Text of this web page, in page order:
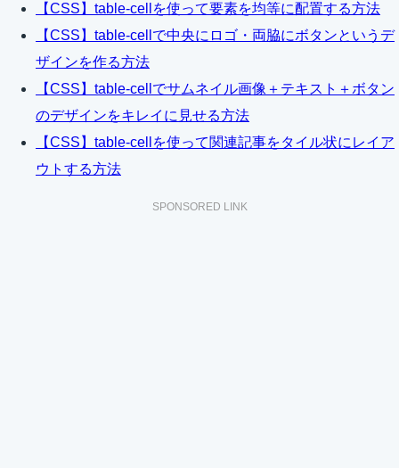
【CSS】table-cellを使って要素を均等に配置する方法
【CSS】table-cellで中央にロゴ・両脇にボタンというデ
ザインを作る方法
【CSS】table-cellでサムネイル画像＋テキスト＋ボタン
のデザインをキレイに見せる方法
【CSS】table-cellを使って関連記事をタイル状にレイア
ウトする方法
SPONSORED LINK